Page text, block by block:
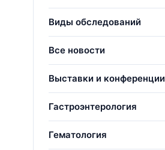
Виды обследований
Все новости
Выставки и конференции
Гастроэнтерология
Гематология